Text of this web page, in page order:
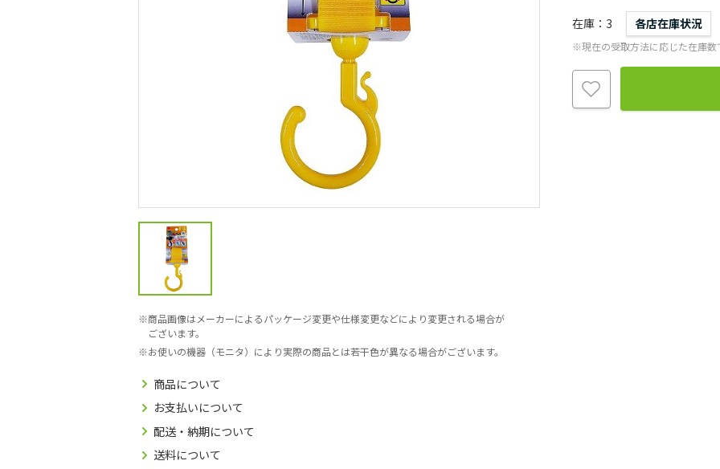
商品画像はメーカーによるパッケージ変更や仕様変更などにより変更される場合が
ございます。
お使いの機器（モニタ）により実際の商品とは若干色が異なる場合がございます。
商品について
お支払いについて
配送・納期について
送料について
在庫 3 各店在庫状況
※現在の受取方法に応じた在庫数